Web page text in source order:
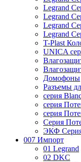
Legrand
Legrand
Legrand
Legrand
T-Plast
UNICA
Домофоны
Разъемы
серия
серия
серия
Серия
ЭКФ
007 Импорт
01 Legrand
02 DKC